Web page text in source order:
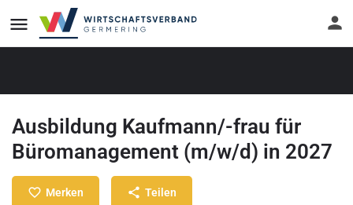
Ausbildung Kaufmann/-frau für
Büromanagement (m/w/d) in 2027
Merken Teilen